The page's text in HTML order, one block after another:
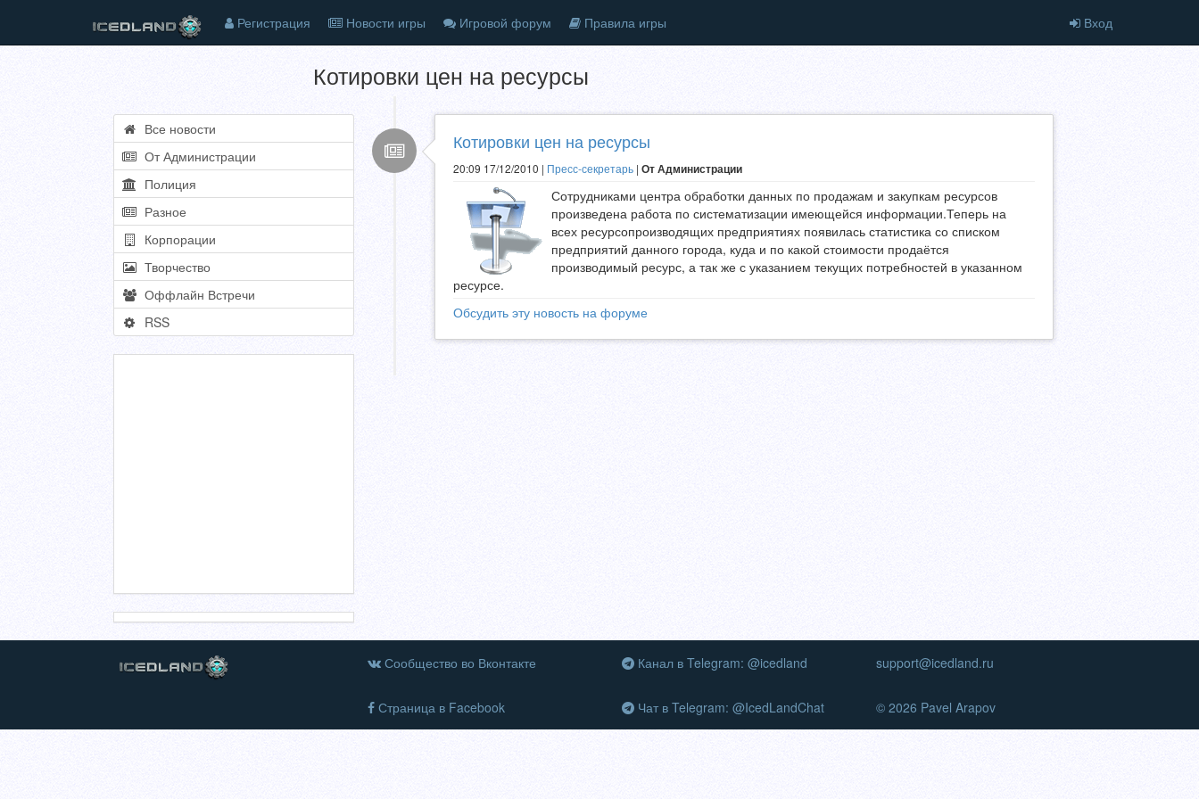
Регистрация Новости игры Игровой форум Правила игры Вход
Котировки цен на ресурсы
Все новости
От Администрации
Полиция
Разное
Корпорации
Творчество
Оффлайн Встречи
RSS
Котировки цен на ресурсы
20:09 17/12/2010 | Пресс-секретарь | От Администрации
Сотрудниками центра обработки данных по продажам и закупкам ресурсов
произведена работа по систематизации имеющейся информации.Теперь на
всех ресурсопроизводящих предприятиях появилась статистика со списком
предприятий данного города, куда и по какой стоимости продаётся
производимый ресурс, а так же с указанием текущих потребностей в указанном
ресурсе.
Обсудить эту новость на форуме
Сообщество во Вконтакте
Страница в Facebook
Канал в Telegram: @icedland
Чат в Telegram: @IcedLandChat
support@icedland.ru
© 2026 Pavel Arapov